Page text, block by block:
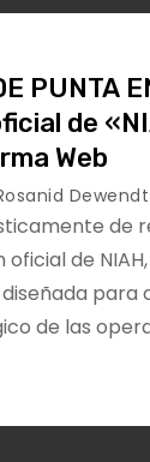
PUNTA
de
Web
Dewendt
de
de
para
de las